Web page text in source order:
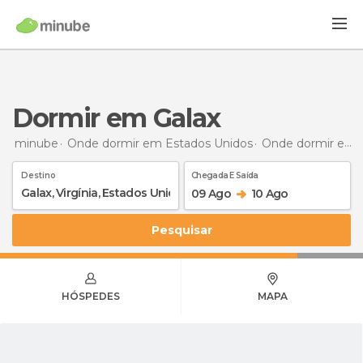
Dormir em Galax
minube Onde dormir em Estados Unidos Onde dormir em Virgínia
Destino Chegada E Saída
09 Ago 10 Ago
Pesquisar
HÓSPEDES MAPA